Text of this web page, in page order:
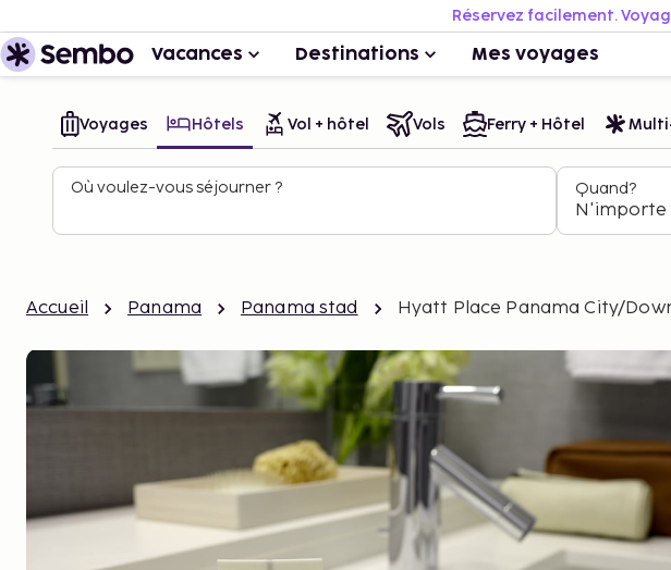
Réservez facilement.
Vacances Destinations Mes voyages
Voyages Hôtels Vol + hôtel Vols Ferry + Hôtel
Où voulez-vous séjourner ? Quand?
N'importe
Accueil Panama Panama stad Hyatt Place Panama City/